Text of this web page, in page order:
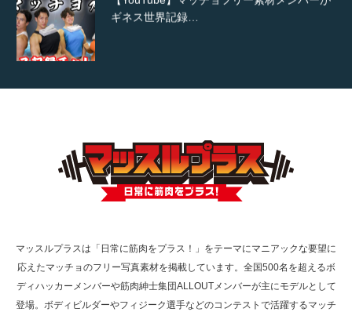
ギネス世界記録…
【TV】TBS番組「ひるおび」にてマッスルプ
TOKYO FMラジオ番組「ONE MORNING」
で紹介さ…
た（6/8放送）
マッスルプラスは「日常に筋肉をプラス！」をテーマにマニアックな要望に
応えたマッチョのフリー写真素材を掲載しています。全国500名を超えるボ
ディハッカーメンバーや筋肉紳士集団ALLOUTメンバーが主にモデルとして
登場。ボディビルダーやフィジーク選手などのコンテストで活躍するマッチ